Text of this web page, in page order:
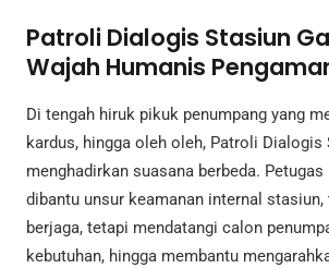
Patroli Dialogis Stasiun
Wajah Humanis
Di tengah hiruk pikuk penumpang yang
kardus, hingga oleh oleh, Patroli Dialogis
menghadirkan suasana berbeda.
dibantu unsur keamanan internal stasiun,
berjaga, tetapi mendatangi calon
kebutuhan, hingga membantu